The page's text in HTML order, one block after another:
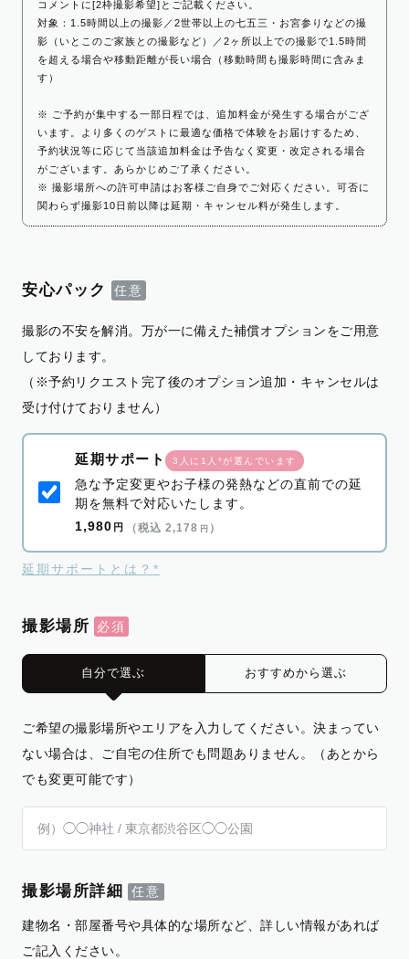
コメントに[2枠撮影希望]とご記載ください。
対象：1.5時間以上の撮影／2世帯以上の七五三・お宮参りなどの撮
影（いとこのご家族との撮影など）／2ヶ所以上での撮影で1.5時間
を超える場合や移動距離が長い場合（移動時間も撮影時間に含みま
す）
※ ご予約が集中する一部日程では、追加料金が発生する場合がござ
います。より多くのゲストに最適な価格で体験をお届けするため、
予約状況等に応じて当該追加料金は予告なく変更・改定される場合
がございます。あらかじめご了承ください。
※ 撮影場所への許可申請はお客様ご自身でご対応ください。可否に
関わらず撮影10日前以降は延期・キャンセル料が発生します。
安心パック
撮影の不安を解消。万が一に備えた補償オプションをご用意
しております。
（※予約リクエスト完了後のオプション追加・キャンセルは
受け付けておりません）
延期サポート 3人に1人*が選んでいます
急な予定変更やお子様の発熱などの直前での延
期を無料で対応いたします。
1,980 円 （税込 2,178 円 ）
延期サポートとは？*
撮影場所
自分で選ぶ おすすめから選ぶ
ご希望の撮影場所やエリアを入力してください。決まってい
ない場合は、ご自宅の住所でも問題ありません。（あとから
でも変更可能です）
撮影場所詳細
建物名・部屋番号や具体的な場所など、詳しい情報があれば
ご記入ください。